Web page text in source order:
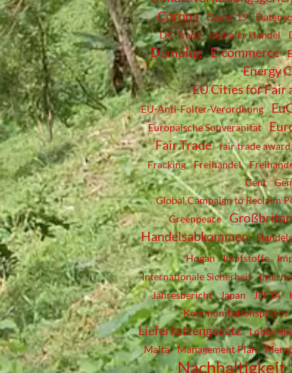
Corona Covid-19
DG Trade
digitaler Handel
Dumping E-commerce
Energy
EU Cities for Fair
EU-Anti-Folter-Verordnung
Europäische Souveränität
Fair Trade fair trade award
Fracking
Freihandel
Gent
Global Campaign to Reclaim
Greenpeace
Handelsabkommen
Hogan
Impfstoffe
Internationale Sicherheit
Jahresbericht
Japan JEFTA
Kommunikationspflicht
Lieferkettengesetz
Malta Management Plan
Nachhaltigkeit